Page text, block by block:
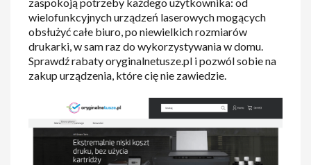
wielofunkcyjnych urządzeń laserowych mogących
obsłużyć całe biuro, po niewielkich rozmiarów
drukarki, w sam raz do wykorzystywania w domu.
Sprawdź rabaty oryginalnetusze.pl i pozwól sobie na
zakup urządzenia, które cię nie zawiedzie.